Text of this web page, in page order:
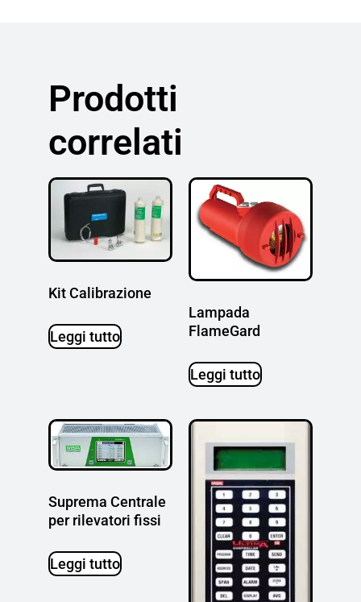
Prodotti
correlati
Kit Calibrazione
Leggi tutto
Lampada
FlameGard
Leggi tutto
Suprema Centrale
per rilevatori fissi
Leggi tutto